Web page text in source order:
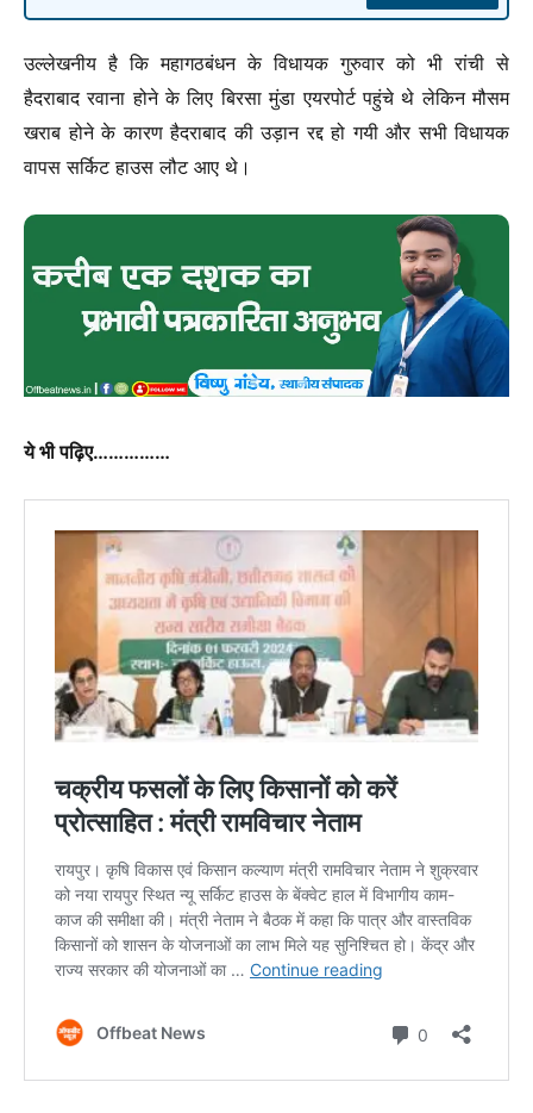
उल्लेखनीय है कि महागठबंधन के विधायक गुरुवार को भी रांची से
हैदराबाद रवाना होने के लिए बिरसा मुंडा एयरपोर्ट पहुंचे थे लेकिन मौसम
खराब होने के कारण हैदराबाद की उड़ान रद्द हो गयी और सभी विधायक
वापस सर्किट हाउस लौट आए थे।
ये भी पढ़िए……………